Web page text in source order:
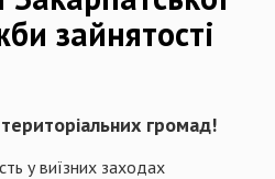
зайнятості
громад!
у виїзних заходах